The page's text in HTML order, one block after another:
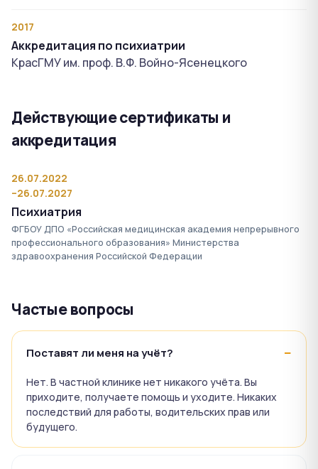
2017
Аккредитация по психиатрии
КрасГМУ им. проф. В.Ф. Войно-Ясенецкого
Действующие сертификаты и
аккредитация
26.07.2022
–26.07.2027
Психиатрия
ФГБОУ ДПО «Российская медицинская академия непрерывного
профессионального образования» Министерства
здравоохранения Российской Федерации
Частые вопросы
Поставят ли меня на учёт?
Нет. В частной клинике нет никакого учёта. Вы
приходите, получаете помощь и уходите. Никаких
последствий для работы, водительских прав или
будущего.